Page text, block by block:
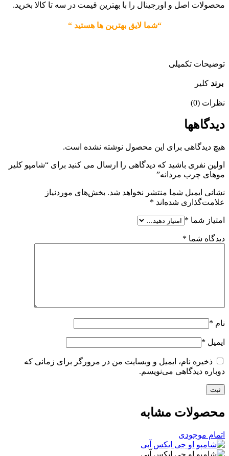
محصولات اصل و اورجینال را با بهترین قیمت در سه تا کالا بخرید.
“شما لایق بهترین ها هستید “
توضیحات تکمیلی
برند کلیر
نظرات (0)
دیدگاهها
هیچ دیدگاهی برای این محصول نوشته نشده است.
اولین نفری باشید که دیدگاهی را ارسال می کنید برای “شامپو کلیر
موهای چرب مردانه”
نشانی ایمیل شما منتشر نخواهد شد. بخش‌های موردنیاز
علامت‌گذاری شده‌اند *
امتیاز شما *
دیدگاه شما *
نام *
ایمیل *
ذخیره نام، ایمیل و وبسایت من در مرورگر برای زمانی که
دوباره دیدگاهی می‌نویسم.
محصولات مشابه
اتمام موجودی